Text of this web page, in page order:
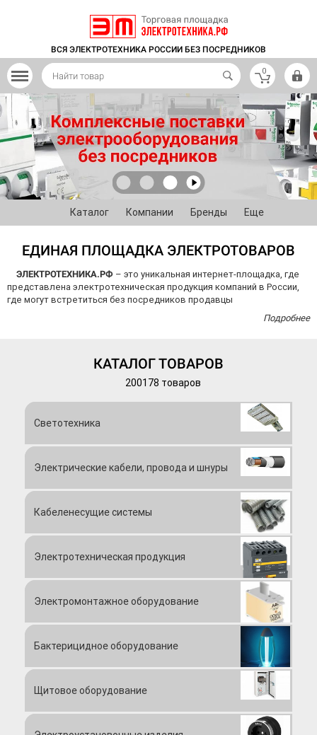
ВСЯ ЭЛЕКТРОТЕХНИКА РОССИИ БЕЗ ПОСРЕДНИКОВ
0
Каталог Компании Бренды Еще
ЕДИНАЯ ПЛОЩАДКА ЭЛЕКТРОТОВАРОВ
ЭЛЕКТРОТЕХНИКА.РФ – это уникальная интернет-площадка, где
представлена электротехническая продукция компаний в России,
где могут встретиться без посредников продавцы
электротоваров и покупатели. Десятки тысяч товаров собраны в
одном месте – все самое необходимое для электротехнических
портал Электротехника.рф дает возможность
услуги без переплаты. На портале, в одном месте, есть
возможность сравнить товары среди множества поставщиков и
выбрать наиболее подходящий, сэкономив время и деньги. На
портале предоставлена вся контактная информация поставщиков
России для того, чтоб можно было общаться без посредников.
электротехники портал ЭТ предоставляет
возможность разместить свои предложения, расширить охват
целевой аудитории до масштабов всей России. Разместив товар и
информацию о себе на портале, вы приобретаете новых клиентов и
дополнительные продажи. Мы даем возможность самостоятельно
разместить свои товары или услуги на оптимизированной
платформе с индексацией поисковыми системами Google, Yandex и
др. Кроме того, мы предоставляем набор инструментов для
онлайн-продвижения ваших товаров и услуг на выбранных
территориях. Компаниям-продавцам портал предоставляет доступ
напрямую к целевой аудитории.
ЭЛЕКТРОТЕХНИКА.РФ
– специализируется на продвижении
товаров и услуг на электротехническом рынке России в сегментах
B2B и В2С. В ассортименте – светотехника для решения задач по
освещению любых объектов, электроустановочные изделия
различного назначения, широкий ассортимент кабельной продукции
и кабеленесущих систем, электромонтажное и электрощитовое
электростанции и генераторы, электроинструмент и метизы.
Подробнее
КАТАЛОГ ТОВАРОВ
200178 товаров
Светотехника
Электрические кабели, провода и шнуры
Кабеленесущие системы
Электротехническая продукция
Электромонтажное оборудование
Бактерицидное оборудование
Щитовое оборудование